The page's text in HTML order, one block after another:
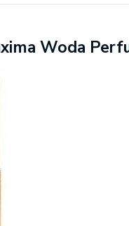
Woda